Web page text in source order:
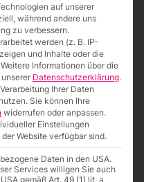
werden.PDFauf unserer
während andere uns
zu verbessern.
werden (z. B. IP-
und Inhalte oder die
Weitere Informationen über die
Datenschutzerklärung.
Ihrer Daten
Sie können Ihre
widerrufen oder anpassen.
Einstellungen
Website verfügbar sind.
Daten in den USA.
Services willigen Sie auch
gemäß Art. 49 (1) lit. a